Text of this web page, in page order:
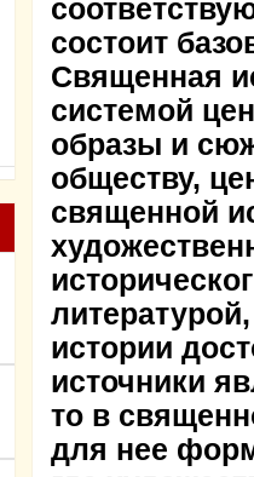
состоит
Священная
системой
образы и
обществу,
священной
истории
источники
то в
для нее